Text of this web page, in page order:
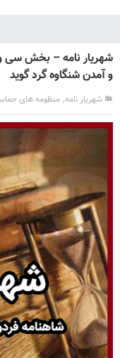
شهریار نامه – بخش سی
و آمدن شنگاوه گرد گوید
شهریار نامه, منظومه های